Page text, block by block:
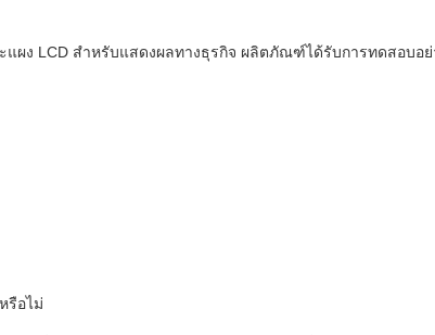
ง LCD สำหรับแสดงผลทางธุรกิจ ผลิตภัณฑ์ได้รับการทดสอบอ
รือไม่